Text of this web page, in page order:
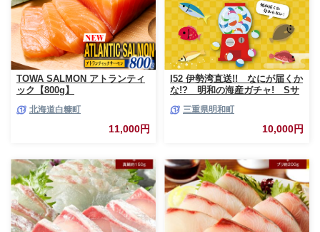
TOWA SALMON アトランティ
ック【800g】
北海道白糠町
11,000円
I52 伊勢湾直送!! なにが届くか
な!? 明和の海産ガチャ! Sサ
三重県明和町
10,000円